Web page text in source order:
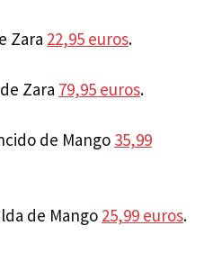
Zara 22,95 euros.
Zara 79,95 euros.
de Mango 35,99
de Mango 25,99 euros.